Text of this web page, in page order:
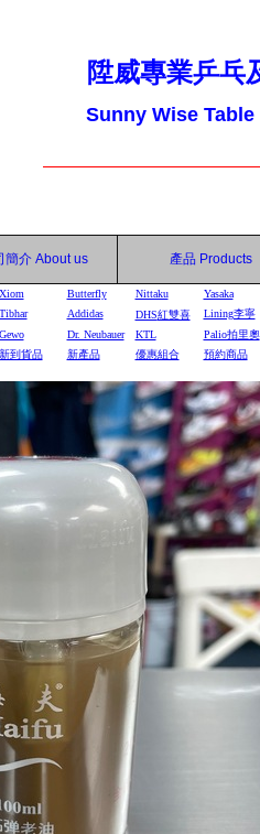
陞威專業乒乓
Sunny Wise
簡介 About us 產品 Products
Xiom Butterfly Nittaku
Yasaka
Tibhar Addidas DHS紅雙喜
Lining李寧
Gewo Dr. Neubauer KTL
Palio拍里奧
新到貨品 新產品 優惠組合 預約商品